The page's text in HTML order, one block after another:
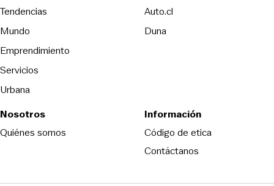
Tendencias
Mundo
Emprendimiento
Servicios
Urbana
Auto.cl
DunaOpens in new window
Nosotros
Quiénes somos
Información
Código de eticaOpens in new
Contáctanos